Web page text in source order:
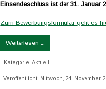
Einsendeschluss ist der 31. Januar
Zum Bewerbungsformular geht es
Weiterlesen ...
Kategorie:Aktuell
Veröffentlicht: Mittwoch, 24. November